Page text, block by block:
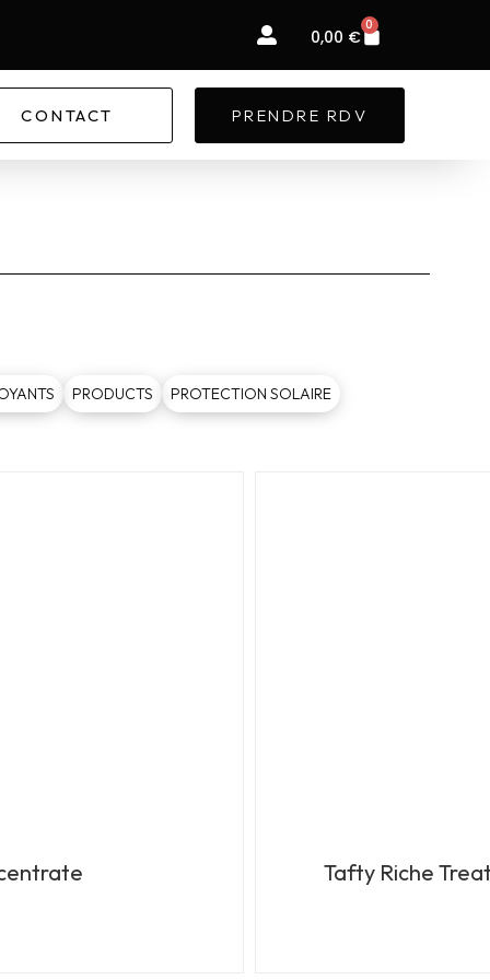
0,00 €
0
CONTACT PRENDRE RDV
PRODUCTS PROTECTION SOLAIRE
Tafty Riche